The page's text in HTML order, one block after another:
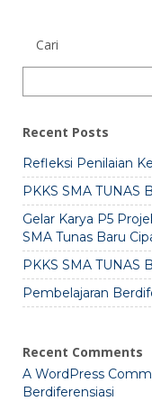
Cari
Recent Posts
Refleksi Penilaian
PKKS SMA TUNAS
Gelar Karya P5
SMA Tunas Baru
PKKS SMA TUNAS
Pembelajaran
Recent Comments
A WordPress
Berdiferensiasi